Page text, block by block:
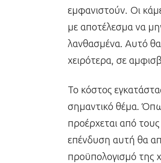
εμφανιστούν. Οι
με αποτέλεσμα να
λανθασμένα. Αυτό
χειρότερα, σε
Το κόστος
σημαντικό θέμα.
προέρχεται από
επένδυση αυτή θα
προϋπολογισμό της